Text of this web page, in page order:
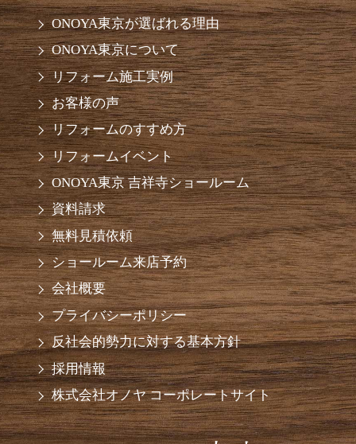
ONOYA東京が選ばれる理由
ONOYA東京について
リフォーム施工実例
お客様の声
リフォームのすすめ方
リフォームイベント
ONOYA東京 吉祥寺ショールーム
資料請求
無料見積依頼
ショールーム来店予約
会社概要
プライバシーポリシー
反社会的勢力に対する基本方針
採用情報
株式会社オノヤ コーポレートサイト